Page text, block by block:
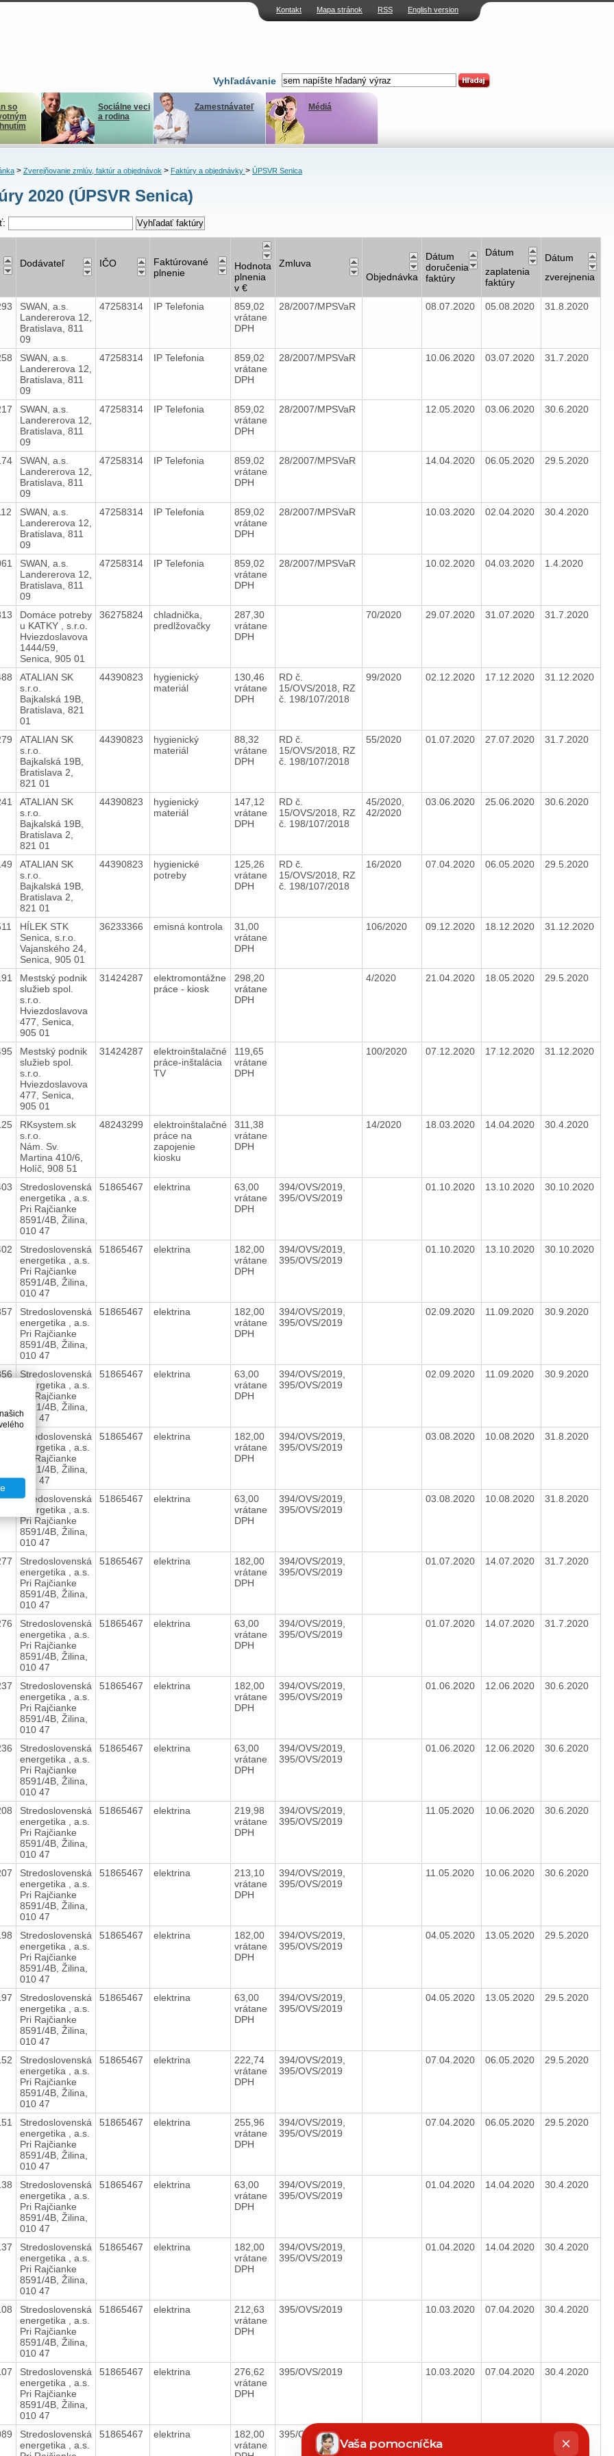
Kontakt Mapa stránok RSS English version
Vyhľadávanie
so
Sociálne veci
a rodina
Zamestnávateľ Médiá
> Zverejňovanie zmlúv, faktúr a objednávok> Faktúry a objednávky > ÚPSVR Senica
2020 (ÚPSVR Senica)
Dodávateľ IČO
Faktúrované
plnenie
Hodnota
plnenia
v €
Zmluva
Objednávka
Dátum
doručenia
faktúry
Dátum
zaplatenia
faktúry
Dátum
zverejnenia
SWAN, a.s.
Landererova 12,
Bratislava, 811
09
47258314 IP Telefonia
859,02
vrátane
DPH
28/2007/MPSVaR 08.07.2020 05.08.2020 31.8.2020
SWAN, a.s.
Landererova 12,
Bratislava, 811
09
47258314 IP Telefonia
859,02
vrátane
DPH
28/2007/MPSVaR 10.06.2020 03.07.2020 31.7.2020
SWAN, a.s.
Landererova 12,
Bratislava, 811
09
47258314 IP Telefonia
859,02
vrátane
DPH
28/2007/MPSVaR 12.05.2020 03.06.2020 30.6.2020
SWAN, a.s.
Landererova 12,
Bratislava, 811
09
47258314 IP Telefonia
859,02
vrátane
DPH
28/2007/MPSVaR 14.04.2020 06.05.2020 29.5.2020
SWAN, a.s.
Landererova 12,
Bratislava, 811
09
47258314 IP Telefonia
859,02
vrátane
DPH
28/2007/MPSVaR 10.03.2020 02.04.2020 30.4.2020
SWAN, a.s.
Landererova 12,
Bratislava, 811
09
47258314 IP Telefonia
859,02
vrátane
DPH
28/2007/MPSVaR 10.02.2020 04.03.2020 1.4.2020
Domáce potreby
u KATKY , s.r.o.
Hviezdoslavova
1444/59,
Senica, 905 01
36275824
chladnička,
predlžovačky
287,30
vrátane
DPH
70/2020 29.07.2020 31.07.2020 31.7.2020
ATALIAN SK
s.r.o.
Bajkalská 19B,
Bratislava, 821
01
44390823
hygienický
materiál
130,46
vrátane
DPH
RD č.
15/OVS/2018, RZ
č. 198/107/2018
99/2020 02.12.2020 17.12.2020 31.12.2020
ATALIAN SK
s.r.o.
Bajkalská 19B,
Bratislava 2,
821 01
44390823
hygienický
materiál
88,32
vrátane
DPH
RD č.
15/OVS/2018, RZ
č. 198/107/2018
55/2020 01.07.2020 27.07.2020 31.7.2020
ATALIAN SK
s.r.o.
Bajkalská 19B,
Bratislava 2,
821 01
44390823
hygienický
materiál
147,12
vrátane
DPH
RD č.
15/OVS/2018, RZ
č. 198/107/2018
45/2020,
42/2020
03.06.2020 25.06.2020 30.6.2020
ATALIAN SK
s.r.o.
Bajkalská 19B,
Bratislava 2,
821 01
44390823
hygienické
potreby
125,26
vrátane
DPH
RD č.
15/OVS/2018, RZ
č. 198/107/2018
16/2020 07.04.2020 06.05.2020 29.5.2020
HÍLEK STK
Senica, s.r.o.
Vajanského 24,
Senica, 905 01
36233366 emisná kontrola
31,00
vrátane
DPH
106/2020 09.12.2020 18.12.2020 31.12.2020
Mestský podnik
služieb spol.
s.r.o.
Hviezdoslavova
477, Senica,
905 01
31424287
elektromontážne
práce - kiosk
298,20
vrátane
DPH
4/2020 21.04.2020 18.05.2020 29.5.2020
Mestský podnik
služieb spol.
s.r.o.
Hviezdoslavova
477, Senica,
905 01
31424287
elektroinštalačné
práce-inštalácia
TV
119,65
vrátane
DPH
100/2020 07.12.2020 17.12.2020 31.12.2020
RKsystem.sk
s.r.o.
Nám. Sv.
Martina 410/6,
Holíč, 908 51
48243299
elektroinštalačné
práce na
zapojenie
kiosku
311,38
vrátane
DPH
14/2020 18.03.2020 14.04.2020 30.4.2020
Stredoslovenská
energetika , a.s.
Pri Rajčianke
8591/4B, Žilina,
010 47
51865467 elektrina
63,00
vrátane
DPH
394/OVS/2019,
395/OVS/2019
01.10.2020 13.10.2020 30.10.2020
Stredoslovenská
energetika , a.s.
Pri Rajčianke
8591/4B, Žilina,
010 47
51865467 elektrina
182,00
vrátane
DPH
394/OVS/2019,
395/OVS/2019
01.10.2020 13.10.2020 30.10.2020
Stredoslovenská
energetika , a.s.
Pri Rajčianke
8591/4B, Žilina,
010 47
51865467 elektrina
182,00
vrátane
DPH
394/OVS/2019,
395/OVS/2019
02.09.2020 11.09.2020 30.9.2020
Stredoslovenská
energetika , a.s.
Pri Rajčianke
8591/4B, Žilina,
010 47
51865467 elektrina
63,00
vrátane
DPH
394/OVS/2019,
395/OVS/2019
02.09.2020 11.09.2020 30.9.2020
Stredoslovenská
energetika , a.s.
Pri Rajčianke
8591/4B, Žilina,
010 47
51865467 elektrina
182,00
vrátane
DPH
394/OVS/2019,
395/OVS/2019
03.08.2020 10.08.2020 31.8.2020
Stredoslovenská
energetika , a.s.
Pri Rajčianke
8591/4B, Žilina,
010 47
51865467 elektrina
63,00
vrátane
DPH
394/OVS/2019,
395/OVS/2019
03.08.2020 10.08.2020 31.8.2020
Stredoslovenská
energetika , a.s.
Pri Rajčianke
8591/4B, Žilina,
010 47
51865467 elektrina
182,00
vrátane
DPH
394/OVS/2019,
395/OVS/2019
01.07.2020 14.07.2020 31.7.2020
Stredoslovenská
energetika , a.s.
Pri Rajčianke
8591/4B, Žilina,
010 47
51865467 elektrina
63,00
vrátane
DPH
394/OVS/2019,
395/OVS/2019
01.07.2020 14.07.2020 31.7.2020
Stredoslovenská
energetika , a.s.
Pri Rajčianke
8591/4B, Žilina,
010 47
51865467 elektrina
182,00
vrátane
DPH
394/OVS/2019,
395/OVS/2019
01.06.2020 12.06.2020 30.6.2020
Stredoslovenská
energetika , a.s.
Pri Rajčianke
8591/4B, Žilina,
010 47
51865467 elektrina
63,00
vrátane
DPH
394/OVS/2019,
395/OVS/2019
01.06.2020 12.06.2020 30.6.2020
Stredoslovenská
energetika , a.s.
Pri Rajčianke
8591/4B, Žilina,
010 47
51865467 elektrina
219,98
vrátane
DPH
394/OVS/2019,
395/OVS/2019
11.05.2020 10.06.2020 30.6.2020
Stredoslovenská
energetika , a.s.
Pri Rajčianke
8591/4B, Žilina,
010 47
51865467 elektrina
213,10
vrátane
DPH
394/OVS/2019,
395/OVS/2019
11.05.2020 10.06.2020 30.6.2020
Stredoslovenská
energetika , a.s.
Pri Rajčianke
8591/4B, Žilina,
010 47
51865467 elektrina
182,00
vrátane
DPH
394/OVS/2019,
395/OVS/2019
04.05.2020 13.05.2020 29.5.2020
Stredoslovenská
energetika , a.s.
Pri Rajčianke
8591/4B, Žilina,
010 47
51865467 elektrina
63,00
vrátane
DPH
394/OVS/2019,
395/OVS/2019
04.05.2020 13.05.2020 29.5.2020
Stredoslovenská
energetika , a.s.
Pri Rajčianke
8591/4B, Žilina,
010 47
51865467 elektrina
222,74
vrátane
DPH
394/OVS/2019,
395/OVS/2019
07.04.2020 06.05.2020 29.5.2020
Stredoslovenská
energetika , a.s.
Pri Rajčianke
8591/4B, Žilina,
010 47
51865467 elektrina
255,96
vrátane
DPH
394/OVS/2019,
395/OVS/2019
07.04.2020 06.05.2020 29.5.2020
Stredoslovenská
energetika , a.s.
Pri Rajčianke
8591/4B, Žilina,
010 47
51865467 elektrina
63,00
vrátane
DPH
394/OVS/2019,
395/OVS/2019
01.04.2020 14.04.2020 30.4.2020
Stredoslovenská
energetika , a.s.
Pri Rajčianke
8591/4B, Žilina,
010 47
51865467 elektrina
182,00
vrátane
DPH
394/OVS/2019,
395/OVS/2019
01.04.2020 14.04.2020 30.4.2020
Stredoslovenská
energetika , a.s.
Pri Rajčianke
8591/4B, Žilina,
010 47
51865467 elektrina
212,63
vrátane
DPH
395/OVS/2019 10.03.2020 07.04.2020 30.4.2020
Stredoslovenská
energetika , a.s.
Pri Rajčianke
8591/4B, Žilina,
010 47
51865467 elektrina
276,62
vrátane
DPH
395/OVS/2019 10.03.2020 07.04.2020 30.4.2020
Stredoslovenská
energetika , a.s.
51865467 elektrina
182,00
vrátane
395/OVS/2019 1.4.2020
Vaša pomocníčka
Chatbot
píše